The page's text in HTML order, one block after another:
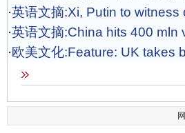
·英语文摘:Xi, Putin to witness
·英语文摘:China hits 400 mln
·欧美文化:Feature: UK takes